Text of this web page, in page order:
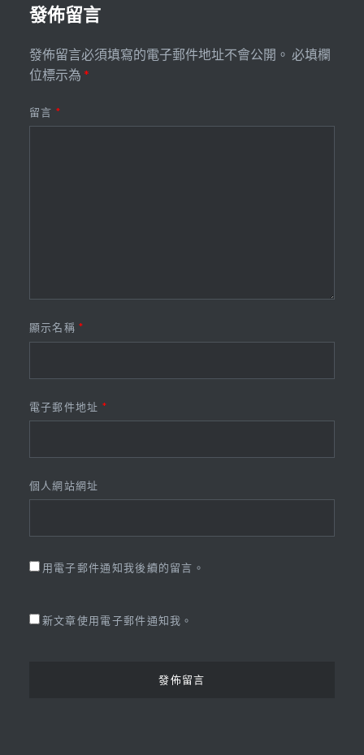
發佈留言
發佈留言必須填寫的電子郵件地址不會公開。 必填欄
位標示為 *
留言 *
顯示名稱*
電子郵件地址 *
個人網站網址
用電子郵件通知我後續的留言。
新文章使用電子郵件通知我。